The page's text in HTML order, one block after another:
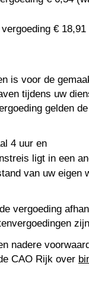
€
is voor de
tijdens uw
gelden
4 uur en
ligt in een
van uw eigen
vergoeding
nadere
CAO Rijk over